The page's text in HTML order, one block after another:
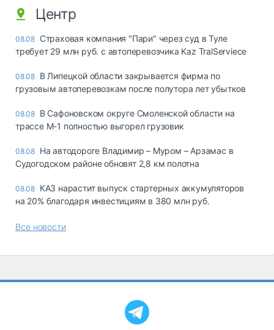
Центр
08.08 Страховая компания "Пари" через суд в Туле
требует 29 млн руб. с автоперевозчика Kaz TralServiece
08.08 В Липецкой области закрывается фирма по
грузовым автоперевозкам после полутора лет убытков
08.08 В Сафоновском округе Смоленской области на
трассе М-1 полностью выгорел грузовик
08.08 На автодороге Владимир – Муром – Арзамас в
Судогодском районе обновят 2,8 км полотна
08.08 КАЗ нарастит выпуск стартерных аккумуляторов
на 20% благодаря инвестициям в 380 млн руб.
Все новости